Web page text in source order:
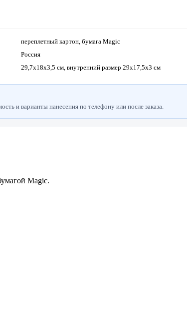
переплетный картон, бумага Magic
Россия
29,7х18х3,5 см, внутренний размер 29х17,5х3 см
и варианты нанесения по телефону или после заказа.
Magic.